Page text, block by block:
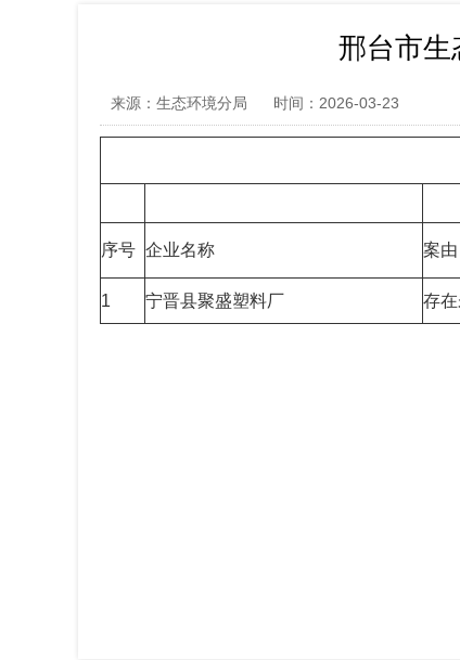
邢台市生
来源：生态环境分局 时间：2026-03-23
序号 企业名称 案由
1 宁晋县聚盛塑料厂 存